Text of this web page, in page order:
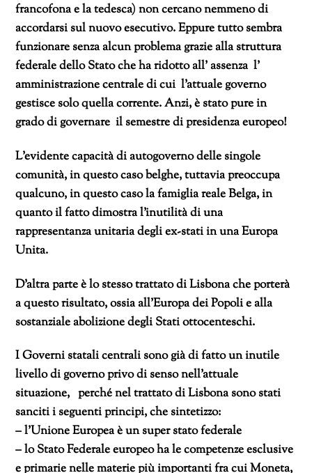
francofona e la tedesca) non cercano nemmeno di
accordarsi sul nuovo esecutivo. Eppure tutto sembra
funzionare senza alcun problema grazie alla struttura
federale dello Stato che ha ridotto all’ assenza l’
amministrazione centrale di cui l’attuale governo
gestisce solo quella corrente. Anzi, è stato pure in
grado di governare il semestre di presidenza europeo!
L’evidente capacità di autogoverno delle singole
comunità, in questo caso belghe, tuttavia preoccupa
qualcuno, in questo caso la famiglia reale Belga, in
quanto il fatto dimostra l’inutilità di una
rappresentanza unitaria degli ex-stati in una Europa
Unita.
D’altra parte è lo stesso trattato di Lisbona che porterà
a questo risultato, ossia all’Europa dei Popoli e alla
sostanziale abolizione degli Stati ottocenteschi.
I Governi statali centrali sono già di fatto un inutile
livello di governo privo di senso nell’attuale
situazione, perché nel trattato di Lisbona sono stati
sanciti i seguenti principi, che sintetizzo:
– l’Unione Europea è un super stato federale
– lo Stato Federale europeo ha le competenze esclusive
e primarie nelle materie più importanti fra cui Moneta,